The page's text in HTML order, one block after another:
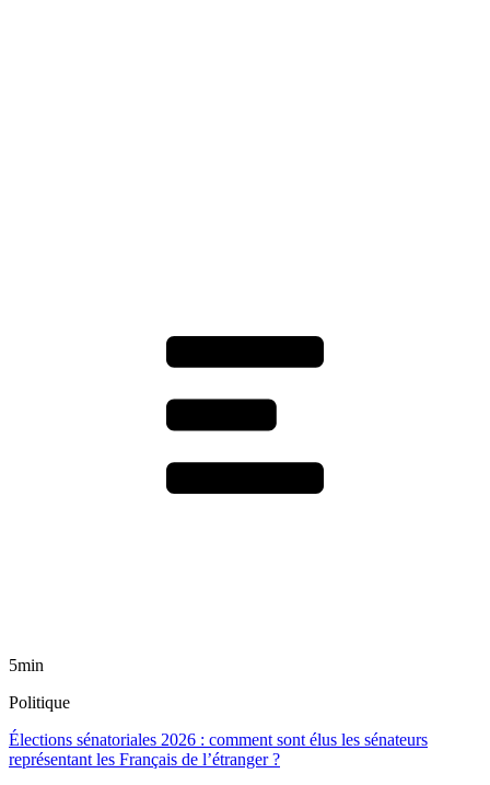
5min
Politique
Élections sénatoriales 2026 : comment sont élus les sénateurs
représentant les Français de l’étranger ?